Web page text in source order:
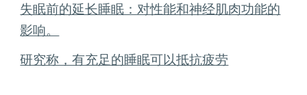
失眠前的延长睡眠：对性能和神经肌肉功能的
影响。
研究称，有充足的睡眠可以抵抗疲劳